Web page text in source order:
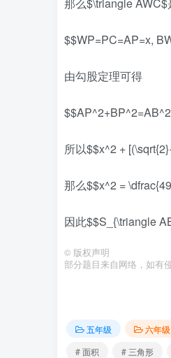
那么$\triangle
$$WP=PC=AP=x,
由勾股定理可得
所以$$x^2 +
那么$$x^2 =
因此$$S_{\triangle
© 版权声明
部分题目来自网络，如有
五年级 六年级
# 面积
# 三角形